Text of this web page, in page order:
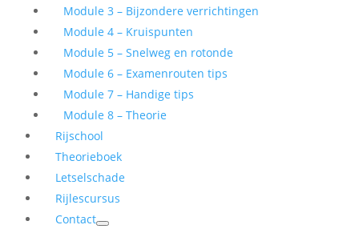
Module 3 – Bijzondere verrichtingen
Module 4 – Kruispunten
Module 5 – Snelweg en rotonde
Module 6 – Examenrouten tips
Module 7 – Handige tips
Module 8 – Theorie
Rijschool
Theorieboek
Letselschade
Rijlescursus
Contact